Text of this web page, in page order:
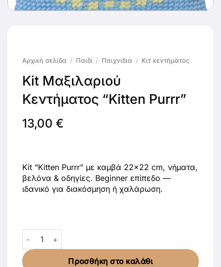
Αρχική σελίδα / Παιδί / Παιχνίδια / Κιτ κεντήματος
Kit Μαξιλαριού
Κεντήματος “Kitten Purrr”
13,00 €
Kit “Kitten Purrr” με καμβά 22×22 cm, νήματα,
βελόνα & οδηγίες. Beginner επίπεδο —
ιδανικό για διακόσμηση ή χαλάρωση.
Kit Μαξιλαριού Κεντήματος “Kitten Purrr” ποσότητα
Προσθήκη στο καλάθι